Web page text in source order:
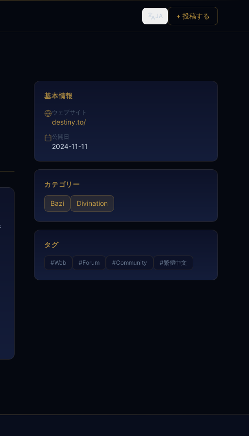
JA + 投稿する
基本情報
ウェブサイト
destiny.to/
公開日
2024-11-11
カテゴリー
Bazi Divination
タグ
#Web #Forum #Community #繁體中文